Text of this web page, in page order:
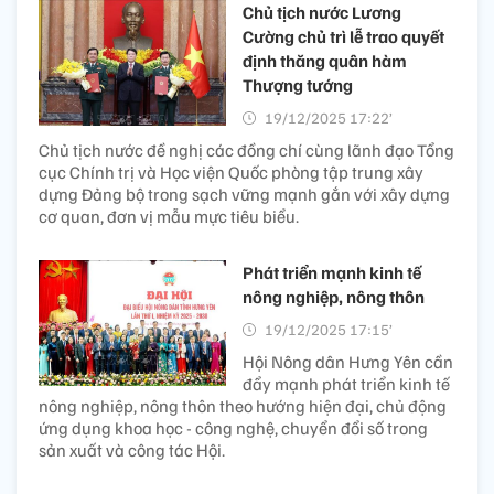
Chủ tịch nước Lương
Cường chủ trì lễ trao quyết
định thăng quân hàm
Thượng tướng
19/12/2025 17:22’
Chủ tịch nước đề nghị các đồng chí cùng lãnh đạo Tổng
cục Chính trị và Học viện Quốc phòng tập trung xây
dựng Đảng bộ trong sạch vững mạnh gắn với xây dựng
cơ quan, đơn vị mẫu mực tiêu biểu.
Phát triển mạnh kinh tế
nông nghiệp, nông thôn
19/12/2025 17:15’
Hội Nông dân Hưng Yên cần
đẩy mạnh phát triển kinh tế
nông nghiệp, nông thôn theo hướng hiện đại, chủ động
ứng dụng khoa học - công nghệ, chuyển đổi số trong
sản xuất và công tác Hội.